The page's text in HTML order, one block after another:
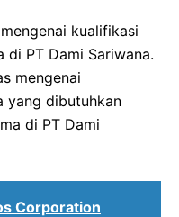
kualifikasi
PT Dami Sariwana.
mengenai
yang dibutuhkan
di PT Dami
Corporation